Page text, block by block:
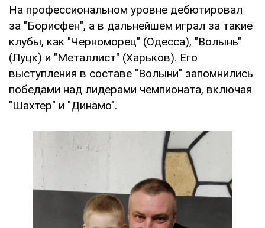
На профессиональном уровне дебютировал
за "Борисфен", а в дальнейшем играл за такие
клубы, как "Черноморец" (Одесса), "Волынь"
(Луцк) и "Металлист" (Харьков). Его
выступления в составе "Волыни" запомнились
победами над лидерами чемпионата, включая
"Шахтер" и "Динамо".